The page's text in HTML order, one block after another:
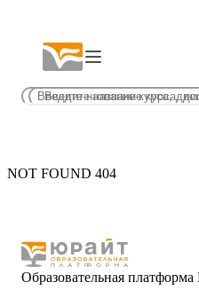
NOT FOUND 404
Образовательная